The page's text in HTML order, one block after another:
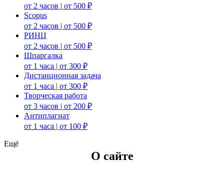
от 2 часов | от 500 ₽
Scopus
от 2 часов | от 500 ₽
РИНЦ
от 2 часов | от 500 ₽
Шпаргалка
от 1 часа | от 300 ₽
Дистанционная задача
от 1 часа | от 300 ₽
Творческая работа
от 3 часов | от 200 ₽
Антиплагиат
от 1 часа | от 100 ₽
Ещё
О сайте